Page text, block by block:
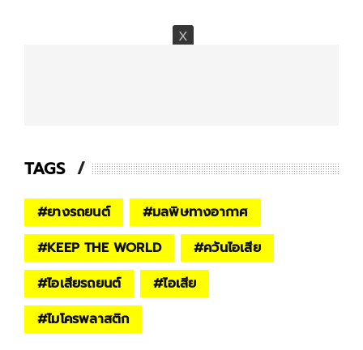
TAGS
#ยางรถยนต์ #มลพิษทางอากาศ
#KEEP THE WORLD #ควันไอเสีย
#ไอเสียรถยนต์ #ไอเสีย
#ไมโครพลาสติก